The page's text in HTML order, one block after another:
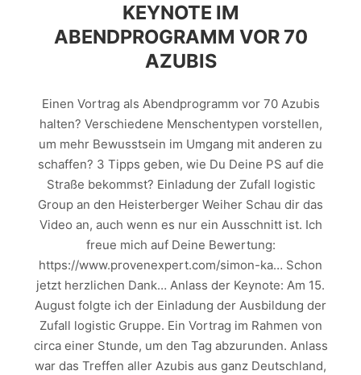
KEYNOTE IM
ABENDPROGRAMM VOR 70
AZUBIS
Einen Vortrag als Abendprogramm vor 70 Azubis
halten? Verschiedene Menschentypen vorstellen,
um mehr Bewusstsein im Umgang mit anderen zu
schaffen? 3 Tipps geben, wie Du Deine PS auf die
Straße bekommst? Einladung der Zufall logistic
Group an den Heisterberger Weiher Schau dir das
Video an, auch wenn es nur ein Ausschnitt ist. Ich
freue mich auf Deine Bewertung:
https://www.provenexpert.com/simon-ka… Schon
jetzt herzlichen Dank… Anlass der Keynote: Am 15.
August folgte ich der Einladung der Ausbildung der
Zufall logistic Gruppe. Ein Vortrag im Rahmen von
circa einer Stunde, um den Tag abzurunden. Anlass
war das Treffen aller Azubis aus ganz Deutschland,